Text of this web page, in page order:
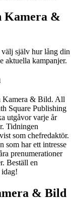
Kamera &
själv hur lång din
aktuella kampanjer.
Kamera & Bild. All
Square Publishing
utgåvor varje år
Tidningen
som chefredaktör.
som har ett intresse
prenumerationer
Beställ en
& Bild